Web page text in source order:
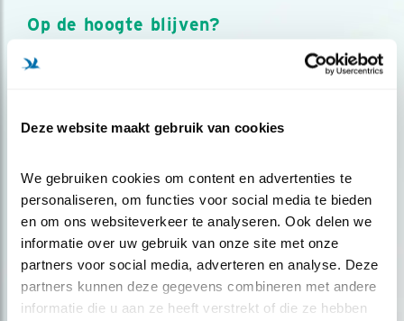
Deze website maakt gebruik van cookies
We gebruiken cookies om content en advertenties te
personaliseren, om functies voor social media te bieden
en om ons websiteverkeer te analyseren. Ook delen we
informatie over uw gebruik van onze site met onze
partners voor social media, adverteren en analyse. Deze
partners kunnen deze gegevens combineren met andere
informatie die u aan ze heeft verstrekt of die ze hebben
Op de hoogte blijven?
Meld je aan en ontvang nieuws, inspiratie, acties en tips
over vogels en activiteiten van Vogelbescherming.